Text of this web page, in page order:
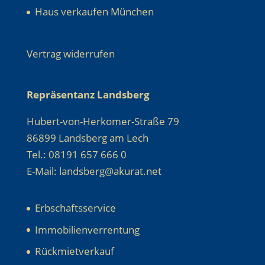
Haus verkaufen München
Vertrag widerrufen
Repräsentanz Landsberg
Hubert-von-Herkomer-Straße 79
86899 Landsberg am Lech
Tel.: 08191 657 666 0
E-Mail: landsberg@akurat.net
Erbschaftsservice
Immobilienverrentung
Rückmietverkauf